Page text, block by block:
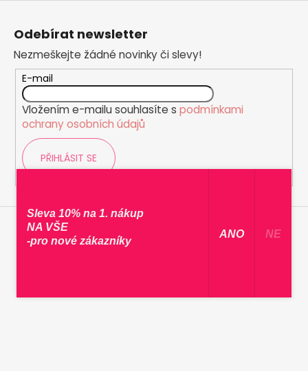
Z
Odebírat newsletter
Nezmeškejte žádné novinky či slevy!
E-mail
Vložením e-mailu souhlasíte s podmínkami
ochrany osobních údajů
PŘIHLÁSIT SE
Sleva 10% na 1. nákup
NA VŠE
-pro nové zákazníky
​ ANO ​ NE